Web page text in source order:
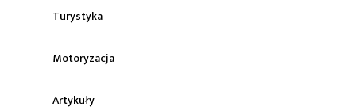
Turystyka
Motoryzacja
Artykuły